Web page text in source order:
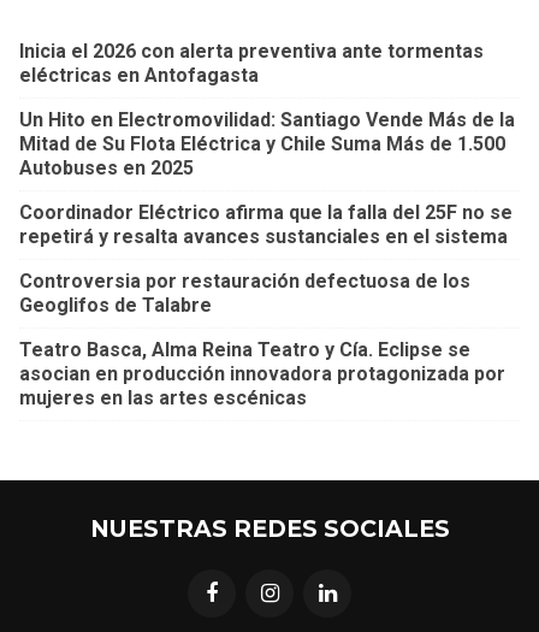
Inicia el 2026 con alerta preventiva ante tormentas
eléctricas en Antofagasta
Un Hito en Electromovilidad: Santiago Vende Más de la
Mitad de Su Flota Eléctrica y Chile Suma Más de 1.500
Autobuses en 2025
Coordinador Eléctrico afirma que la falla del 25F no se
repetirá y resalta avances sustanciales en el sistema
Controversia por restauración defectuosa de los
Geoglifos de Talabre
Teatro Basca, Alma Reina Teatro y Cía. Eclipse se
asocian en producción innovadora protagonizada por
mujeres en las artes escénicas
NUESTRAS REDES SOCIALES